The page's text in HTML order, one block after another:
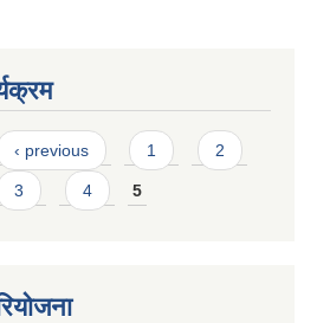
‹ previous 1 2
3 4 5